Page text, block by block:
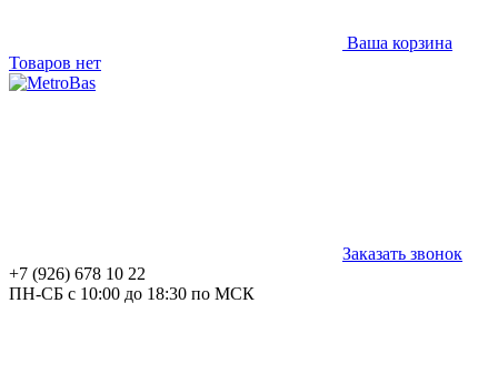
Ваша корзина
Товаров нет
Заказать звонок
+7 (926) 678 10 22
ПН-СБ с 10:00 до 18:30 по МСК